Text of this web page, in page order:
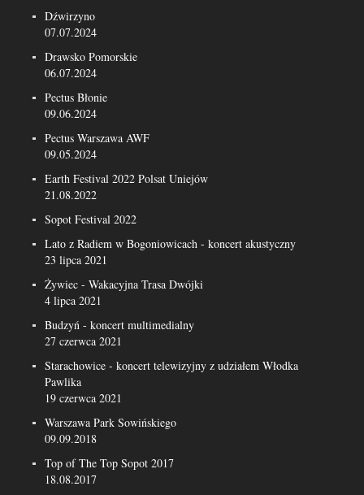
Dźwirzyno
07.07.2024
Drawsko Pomorskie
06.07.2024
Pectus Błonie
09.06.2024
Pectus Warszawa AWF
09.05.2024
Earth Festival 2022 Polsat Uniejów
21.08.2022
Sopot Festival 2022
Lato z Radiem w Bogoniowicach - koncert akustyczny
23 lipca 2021
Żywiec - Wakacyjna Trasa Dwójki
4 lipca 2021
Budzyń - koncert multimedialny
27 czerwca 2021
Starachowice - koncert telewizyjny z udziałem Włodka
Pawlika
19 czerwca 2021
Warszawa Park Sowińskiego
09.09.2018
Top of The Top Sopot 2017
18.08.2017